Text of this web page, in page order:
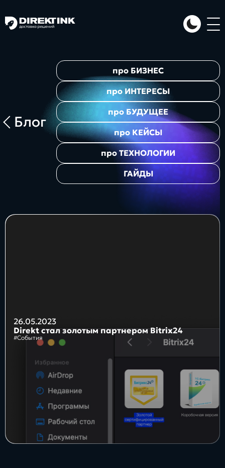
Направления
Web System
Проекты
Direkt
Продукты
Блог
про БИЗНЕС
про ИНТЕРЕСЫ
про БУДУЩЕЕ
про КЕЙСЫ
проТЕХНОЛОГИИ
ГАЙДЫ
26.05.2023
Direkt стал золотым партнером Bitrix24
#События